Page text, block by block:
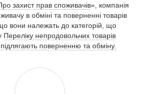
захист прав споживачів», компанія
в обміні та поверненні товарів
вони належать до категорій, що
Переліку непродовольчих товарів
поверненню та обміну.